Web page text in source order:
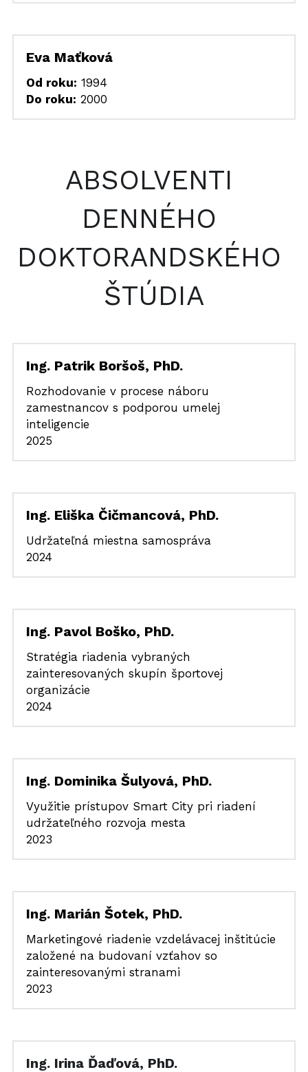
Eva Maťková
Od roku: 1994
Do roku: 2000
ABSOLVENTI
DENNÉHO
DOKTORANDSKÉHO
ŠTÚDIA
Ing. Patrik Boršoš, PhD.
Rozhodovanie v procese náboru
zamestnancov s podporou umelej
inteligencie
2025
Ing. Eliška Čičmancová, PhD.
Udržateľná miestna samospráva
2024
Ing. Pavol Boško, PhD.
Stratégia riadenia vybraných
zainteresovaných skupín športovej
organizácie
2024
Ing. Dominika Šulyová, PhD.
Využitie prístupov Smart City pri riadení
udržateľného rozvoja mesta
2023
Ing. Marián Šotek, PhD.
Marketingové riadenie vzdelávacej inštitúcie
založené na budovaní vzťahov so
zainteresovanými stranami
2023
Ing. Irina Ďaďová, PhD.